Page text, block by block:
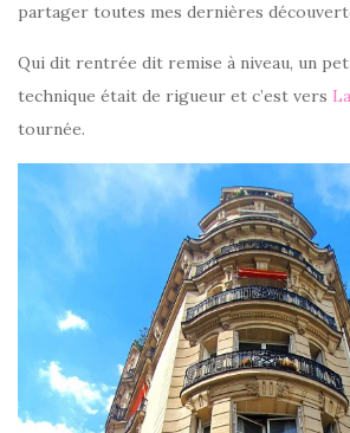
partager toutes mes dernières
Qui dit rentrée dit remise à niveau, un
technique était de rigueur et c’est vers
tournée.